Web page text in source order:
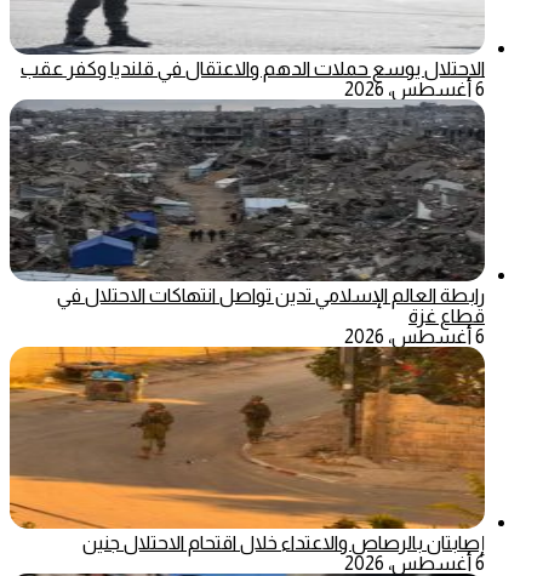
الاحتلال يوسع حملات الدهم والاعتقال في قلنديا وكفر عقب
6 أغسطس، 2026
رابطة العالم الإسلامي تدين تواصل انتهاكات الاحتلال في
قطاع غزة
6 أغسطس، 2026
إصابتان بالرصاص والاعتداء خلال اقتحام الاحتلال جنين
6 أغسطس، 2026